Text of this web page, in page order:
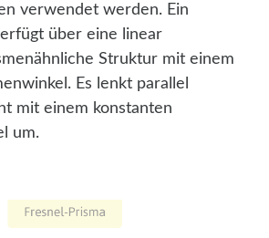
verwendet werden. Ein
über eine linear
Struktur mit einem
Es lenkt parallel
mit einem konstanten
um.